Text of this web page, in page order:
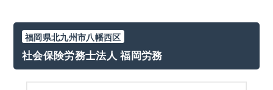
福岡県北九州市八幡西区
社会保険労務士法人 福岡労務